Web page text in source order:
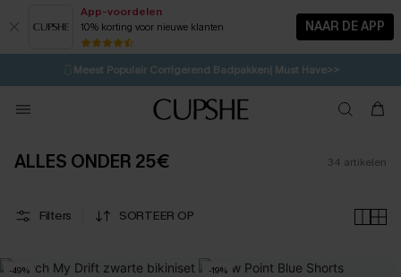
App-voordelen
10% korting voor nieuwe klanten NAAR DE APP
⚡️LAATSTE KANS | Tot 50% korting>>
🩱Meest Populair Corrigerend Badpakken| Must Have>>
💌Abonneer je & ontvang tot 15% korting>>
Koop 3, krijg 15% korting | CODE: SW15
ALLES ONDER 25€ 34 artikelen
Filters SORTEER OP
-49% -19%